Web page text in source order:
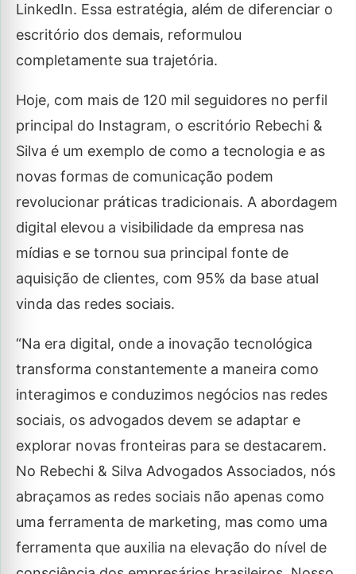
LinkedIn. Essa estratégia, além de diferenciar o
escritório dos demais, reformulou
completamente sua trajetória.
Hoje, com mais de 120 mil seguidores no perfil
principal do Instagram, o escritório Rebechi &
Silva é um exemplo de como a tecnologia e as
novas formas de comunicação podem
revolucionar práticas tradicionais. A abordagem
digital elevou a visibilidade da empresa nas
mídias e se tornou sua principal fonte de
aquisição de clientes, com 95% da base atual
vinda das redes sociais.
“Na era digital, onde a inovação tecnológica
transforma constantemente a maneira como
interagimos e conduzimos negócios nas redes
sociais, os advogados devem se adaptar e
explorar novas fronteiras para se destacarem.
No Rebechi & Silva Advogados Associados, nós
abraçamos as redes sociais não apenas como
uma ferramenta de marketing, mas como uma
ferramenta que auxilia na elevação do nível de